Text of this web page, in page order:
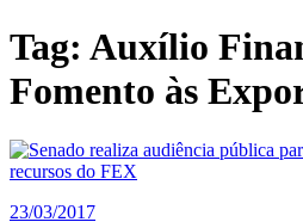
Tag: Auxílio
Fomento às
23/03/2017